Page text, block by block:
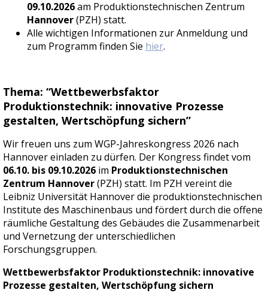
09.10.2026am Produktionstechnischen Zentrum
Hannover(PZH) statt.
Alle wichtigen Informationen zur Anmeldung und
zum Programm finden Sie hier.
Thema: “Wettbewerbsfaktor
Produktionstechnik: innovative Prozesse
gestalten, Wertschöpfung sichern”
Wir freuen uns zum WGP-Jahreskongress 2026 nach
Hannover einladen zu dürfen. Der Kongress findet vom
06.10. bis 09.10.2026 im Produktionstechnischen
Zentrum Hannover(PZH) statt. Im PZH vereint die
Leibniz Universität Hannover die produktionstechnischen
Institute des Maschinenbaus und fördert durch die offene
räumliche Gestaltung des Gebäudes die Zusammenarbeit
und Vernetzung der unterschiedlichen
Forschungsgruppen.
Wettbewerbsfaktor Produktionstechnik: innovative
Prozesse gestalten, Wertschöpfung sichern